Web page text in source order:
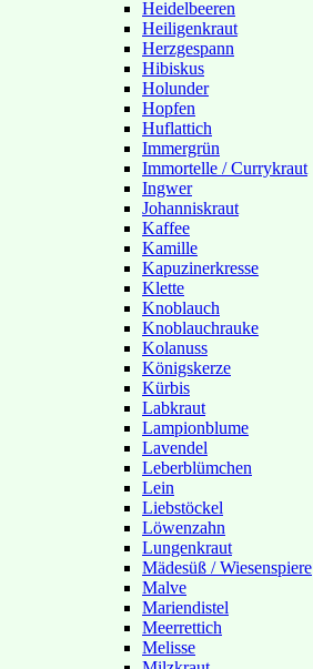
Heidelbeeren
Heiligenkraut
Herzgespann
Hibiskus
Holunder
Hopfen
Huflattich
Immergrün
Immortelle / Currykraut
Ingwer
Johanniskraut
Kaffee
Kamille
Kapuzinerkresse
Klette
Knoblauch
Knoblauchrauke
Kolanuss
Königskerze
Kürbis
Labkraut
Lampionblume
Lavendel
Leberblümchen
Lein
Liebstöckel
Löwenzahn
Lungenkraut
Mädesüß / Wiesenspiere
Malve
Mariendistel
Meerrettich
Melisse